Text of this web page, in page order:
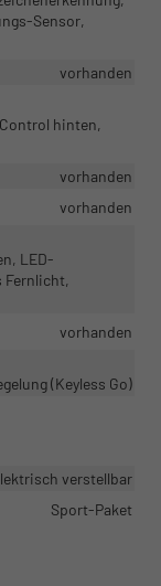
Sensor,
vorhanden
hinten,
vorhanden
vorhanden
LED-
Fernlicht,
vorhanden
(Keyless Go)
verstellbar
Sport-Paket